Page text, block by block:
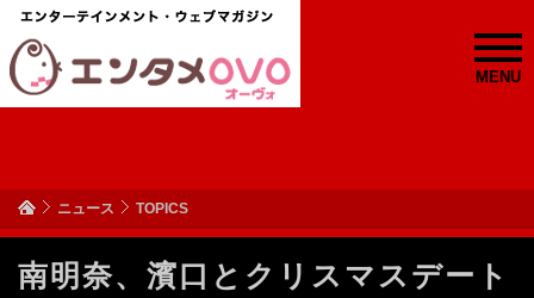
MENU
ニュース TOPICS
南明奈、濱口とクリスマスデート